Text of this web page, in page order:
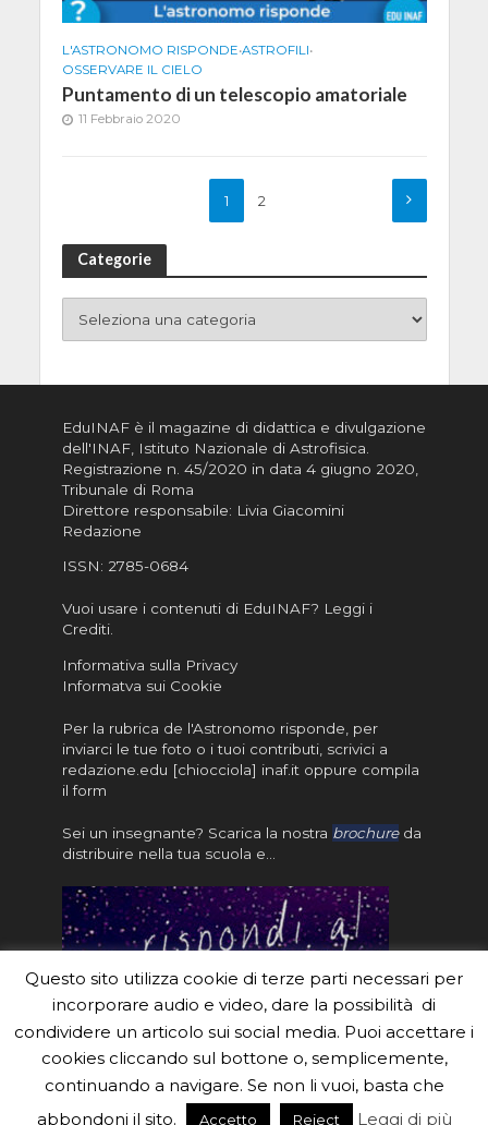
L'ASTRONOMO RISPONDE•ASTROFILI•
OSSERVARE IL CIELO
Puntamento di un telescopio amatoriale
11 Febbraio 2020
1 2
Categorie
EduINAF è il magazine di didattica e divulgazione
dell'INAF, Istituto Nazionale di Astrofisica
Registrazione n. 45/2020 in data 4 giugno 2020,
Tribunale di Roma
Direttore responsabile: Livia Giacomini
Redazione
ISSN: 2785-0684
Vuoi usare i contenuti di EduINAF? Leggi i
Crediti.
Informativa sulla Privacy
Informatva sui Cookie
Per la rubrica de l'Astronomo risponde, per
inviarci le tue foto o i tuoi contributi, scrivici a
redazione.edu [chiocciola] inaf.it oppure compila
il form
Sei un insegnante? Scarica la nostra brochureda
distribuire nella tua scuola e…
#eduinaf #inaf #astronomyforabetterworld.
Questo sito utilizza cookie di terze parti necessari per
incorporare audio e video, dare la possibilità di
condividere un articolo sui social media. Puoi accettare i
cookies cliccando sul bottone o, semplicemente,
continuando a navigare. Se non li vuoi, basta che
abbondoni il sito.
Accetto Reject Leggi di più